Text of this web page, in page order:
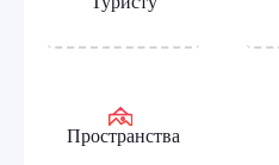
Пространства